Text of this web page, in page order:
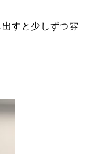
すと少しずつ雰